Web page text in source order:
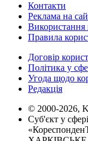
Контакти
Реклама на
Використання
Правила
Договір
Політика у
Угода щодо
Редакція
© 2000-2026,
Суб'єкт у